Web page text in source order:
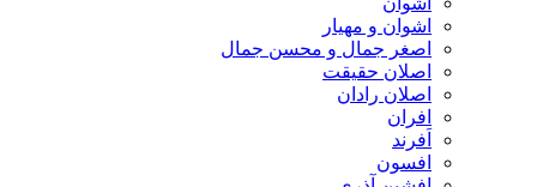
اشوان و مهیار
اصغر جمال و محسن جمال
اصلان حقیقت
اصلان رادان
افران
اَفرند
افسون